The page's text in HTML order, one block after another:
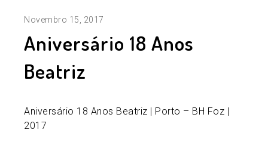
Novembro 15, 2017
Aniversário 18 Anos
Beatriz
Aniversário 18 Anos Beatriz | Porto – BH Foz |
2017